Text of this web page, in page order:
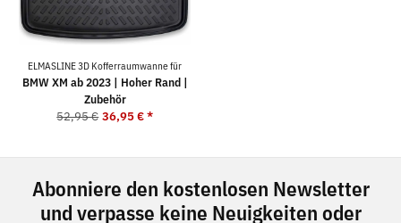
ELMASLINE 3D Kofferraumwanne für
BMW XM ab 2023 | Hoher Rand |
Zubehör
52,95 € 36,95 €*
Abonniere den kostenlosen Newsletter
und verpasse keine Neuigkeiten oder